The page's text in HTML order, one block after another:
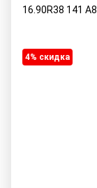
16.90R38 141 A8
4% cкидка